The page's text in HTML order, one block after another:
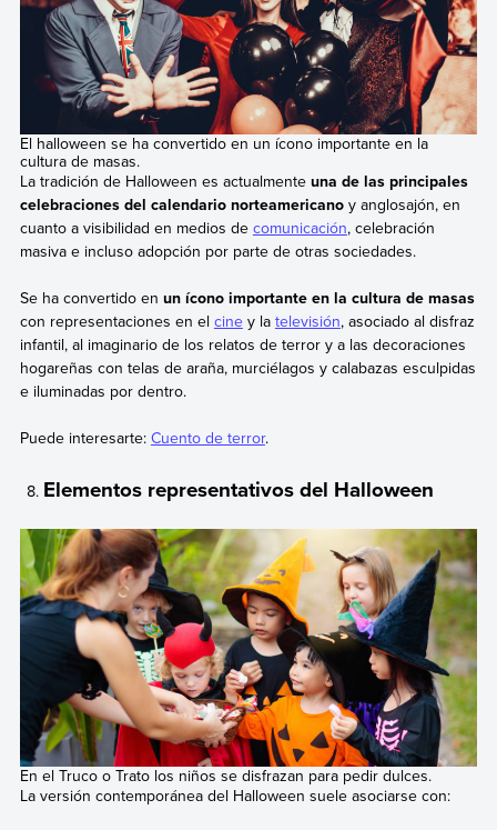
El halloween se ha convertido en un ícono importante en la
cultura de masas.
La tradición de Halloween es actualmente una de las principales
celebraciones del calendario norteamericanoy anglosajón, en
cuanto a visibilidad en medios de comunicación, celebración
masiva e incluso adopción por parte de otras sociedades.
Se ha convertido en un ícono importante en la cultura de masas
con representaciones en el ciney la televisión, asociado al disfraz
infantil, al imaginario de los relatos de terror y a las decoraciones
hogareñas con telas de araña, murciélagos y calabazas esculpidas
e iluminadas por dentro.
Puede interesarte: Cuento de terror.
Elementos representativos del Halloween
En el Truco o Trato los niños se disfrazan para pedir dulces.
La versión contemporánea del Halloween suele asociarse con: